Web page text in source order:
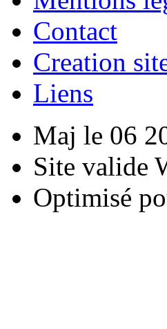
Contact
Creation
Liens
Maj le 06
Site valide
Optimisé